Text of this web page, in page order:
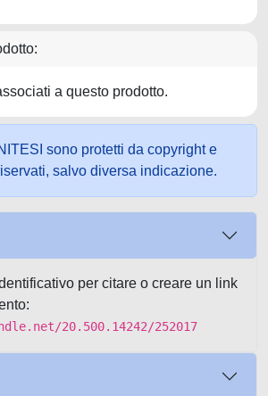
a questo prodotto.
sono protetti da copyright e
salvo diversa indicazione.
per citare o creare un link
20.500.14242/252017